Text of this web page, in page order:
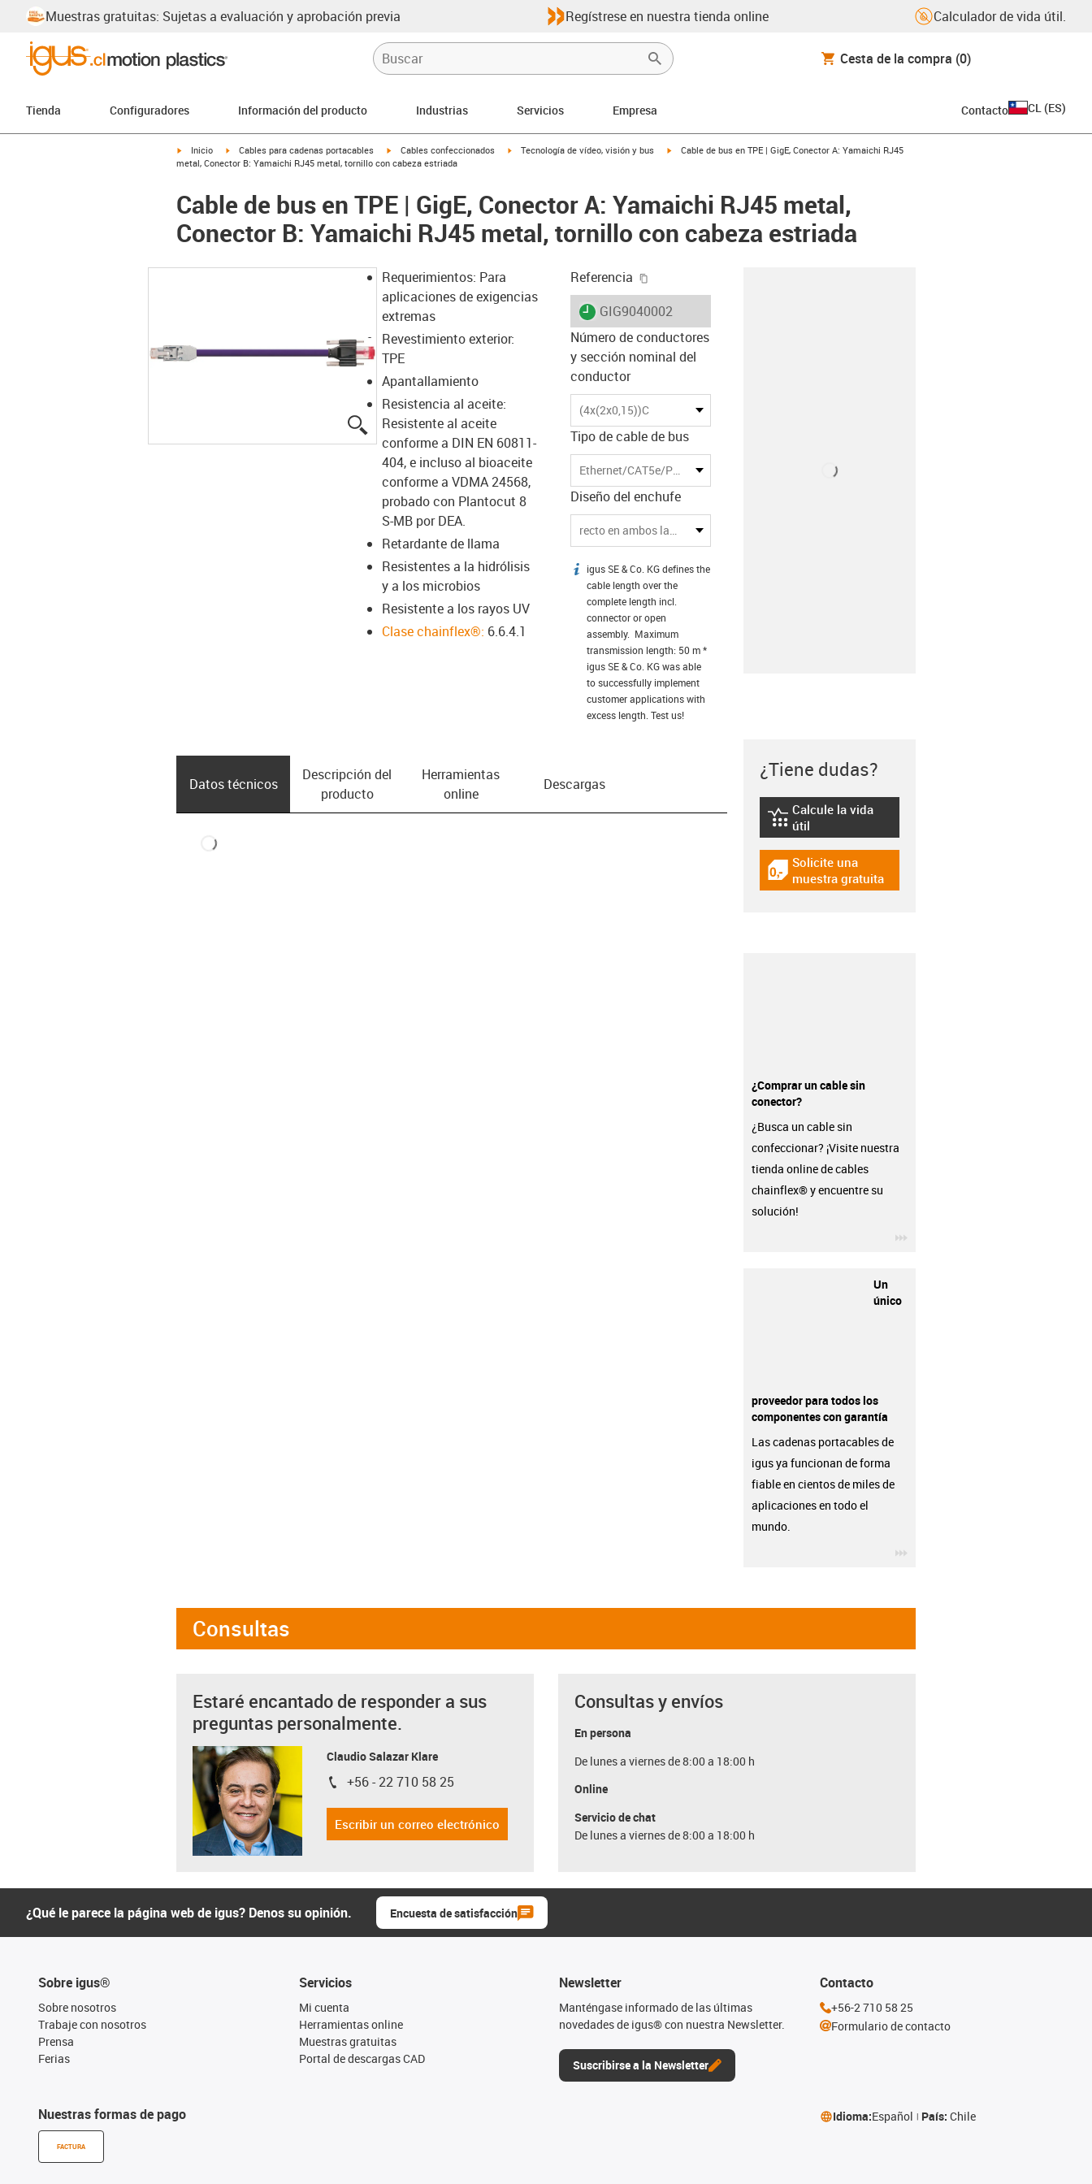
Muestras gratuitas: Sujetas a evaluación y aprobación previa Regístrese en nuestra tienda online Calculador de vida útil.
Cesta de la compra (0)
Tienda Configuradores Información del producto Industrias Servicios Empresa Contacto CL (ES)
igus-icon-arrow-right
Inicio igus-icon-arrow-right
Cables para cadenas portacables igus-icon-arrow-right
Cables confeccionados igus-icon-arrow-right
Tecnología de vídeo, visión y bus igus-icon-arrow-right
Cable de bus en TPE | GigE, Conector A: Yamaichi RJ45
metal, Conector B: Yamaichi RJ45 metal, tornillo con cabeza estriada
Cable de bus en TPE | GigE, Conector A: Yamaichi RJ45 metal,
Conector B: Yamaichi RJ45 metal, tornillo con cabeza estriada
igus-icon-lupe
Requerimientos: Para
aplicaciones de exigencias
extremas
Revestimiento exterior:
TPE
Apantallamiento
Resistencia al aceite:
Resistente al aceite
conforme a DIN EN 60811-
404, e incluso al bioaceite
conforme a VDMA 24568,
probado con Plantocut 8
S-MB por DEA.
Retardante de llama
Resistentes a la hidrólisis
y a los microbios
Resistente a los rayos UV
Clase chainflex®: 6.6.4.1
Referencia
igus-icon-lieferzeit
GIG9040002
Número de conductores
y sección nominal del
conductor
(4x(2x0,15))C
Tipo de cable de bus
Ethernet/CAT5e/PoE
Diseño del enchufe
recto en ambos lados
igus-icon-info
igus SE & Co. KG defines the
cable length over the
complete length incl.
connector or open
assembly. Maximum
transmission length: 50 m *
igus SE & Co. KG was able
to successfully implement
customer applications with
excess length. Test us!
Datos técnicos
Descripción del
producto
Herramientas
online
Descargas
¿Tiene dudas?
igus-icon-lebensdauerrechner
Calcule la vida
útil
igus-icon-gratismuster
Solicite una
muestra gratuita
¿Comprar un cable sin
conector?
¿Busca un cable sin
confeccionar? ¡Visite nuestra
tienda online de cables
chainflex® y encuentre su
solución!
Un
único
proveedor para todos los
componentes con garantía
Las cadenas portacables de
igus ya funcionan de forma
fiable en cientos de miles de
aplicaciones en todo el
mundo.
Consultas
Estaré encantado de responder a sus
preguntas personalmente.
Claudio Salazar Klare
igus-icon-phone
+56 - 22 710 58 25
Escribir un correo electrónico
Consultas y envíos
En persona
De lunes a viernes de 8:00 a 18:00 h
Online
Servicio de chat
De lunes a viernes de 8:00 a 18:00 h
¿Qué le parece la página web de igus? Denos su opinión. Encuesta de satisfacción
Sobre igus®
Sobre nosotros
Trabaje con nosotros
Prensa
Ferias
Nuestras formas de pago
FACTURA
Servicios
Mi cuenta
Herramientas online
Muestras gratuitas
Portal de descargas CAD
Newsletter
Manténgase informado de las últimas
novedades de igus® con nuestra Newsletter.
Suscribirse a la Newsletter
Contacto
+56-2 710 58 25
Formulario de contacto
Idioma:Español País: Chile